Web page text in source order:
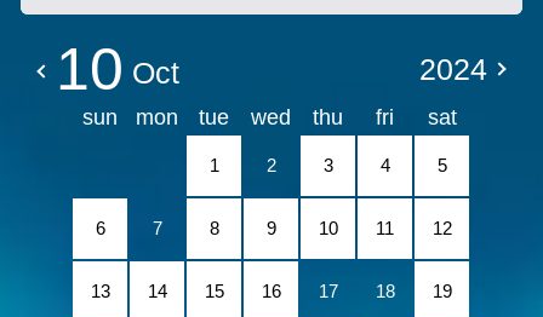
10 Oct 2024
sun mon tue wed thu fri sat
1 2 3 4 5
6 7 8 9 10 11 12
13 14 15 16 17 18 19